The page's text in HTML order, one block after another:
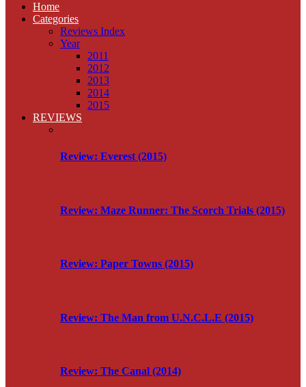
Home
Categories
Reviews Index
Year
2011
2012
2013
2014
2015
REVIEWS
Review: Everest (2015)
Review: Maze Runner: The Scorch Trials (2015)
Review: Paper Towns (2015)
Review: The Man from U.N.C.L.E (2015)
Review: The Canal (2014)